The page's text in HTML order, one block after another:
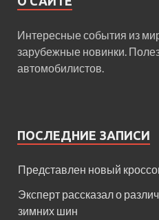
Интересные события из
зарубежные новинки.
автомобилистов.
ПОСЛЕДНИЕ ЗАПИСИ
Представлен новый
Эксперт рассказал о
зимних шин